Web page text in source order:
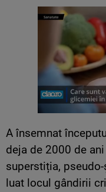
A însemnat
deja de 2000 de
superstiția,
luat locul gândirii